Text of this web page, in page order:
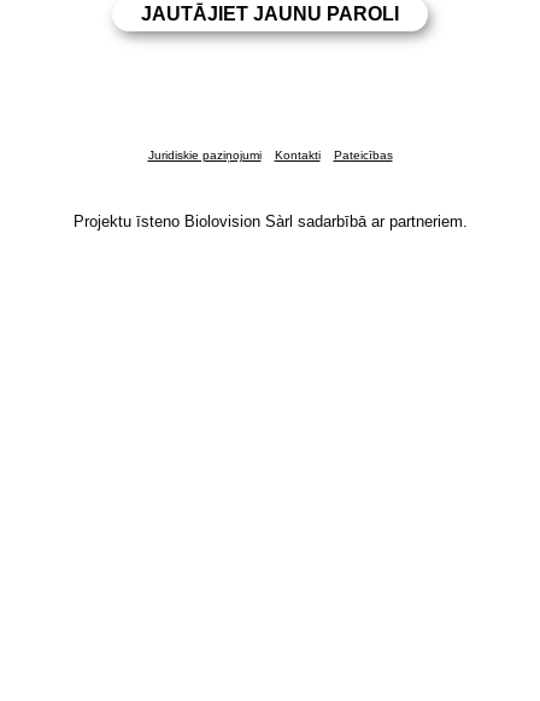
Juridiskie paziņojumi Kontakti Pateicības
Projektu īsteno Biolovision Sàrl sadarbībā ar partneriem.